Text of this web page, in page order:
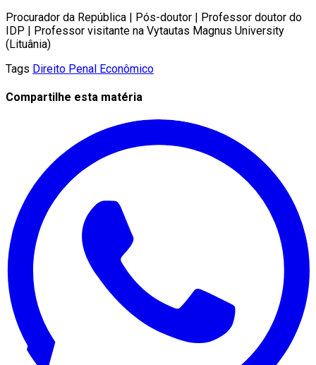
Procurador da República | Pós-doutor | Professor doutor do
IDP | Professor visitante na Vytautas Magnus University
(Lituânia)
Tags Direito Penal Econômico
Compartilhe esta matéria